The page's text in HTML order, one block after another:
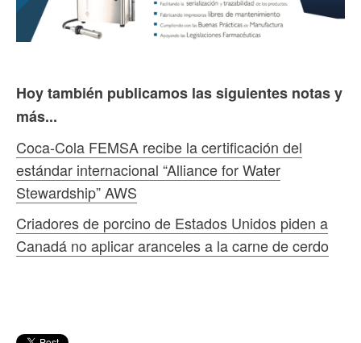
Hoy también publicamos las siguientes notas y
más...
Coca-Cola FEMSA recibe la certificación del
estándar internacional “Alliance for Water
Stewardship” AWS
Criadores de porcino de Estados Unidos piden a
Canadá no aplicar aranceles a la carne de cerdo